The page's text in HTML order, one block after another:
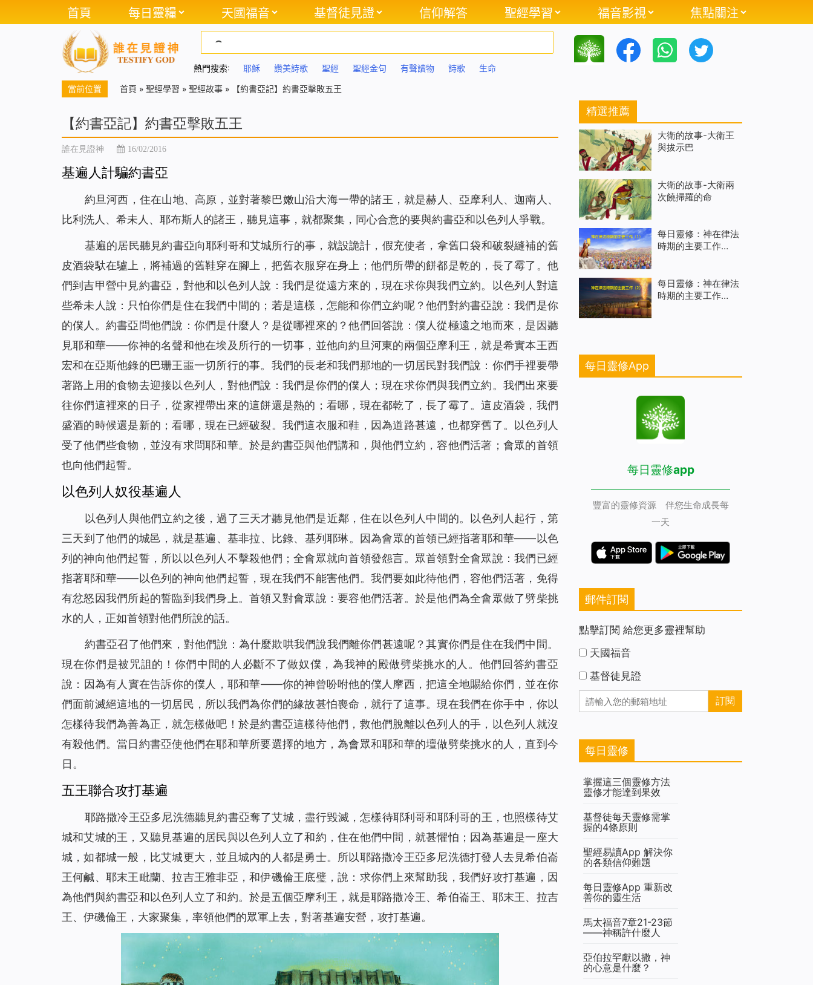
首頁 每日靈糧 天國福音 基督徒見證 信仰解答 聖經學習 福音影視 焦點關注
熱門搜索: 耶穌 讚美詩歌 聖經 聖經金句 有聲讀物 詩歌 生命
當前位置 首頁 » 聖經學習 » 聖經故事 » 【約書亞記】約書亞擊敗五王
【約書亞記】約書亞擊敗五王
誰在見證神 16/02/2016
基遍人計騙約書亞
約旦河西，住在山地、高原，並對著黎巴嫩山沿大海一帶的諸王，就是赫人、亞摩利人、迦南人、
比利洗人、希未人、耶布斯人的諸王，聽見這事，就都聚集，同心合意的要與約書亞和以色列人爭戰。
基遍的居民聽見約書亞向耶利哥和艾城所行的事，就設詭計，假充使者，拿舊口袋和破裂縫補的舊
皮酒袋馱在驢上，將補過的舊鞋穿在腳上，把舊衣服穿在身上；他們所帶的餅都是乾的，長了霉了。他
們到吉甲營中見約書亞，對他和以色列人說：我們是從遠方來的，現在求你與我們立約。以色列人對這
些希未人說：只怕你們是住在我們中間的；若是這樣，怎能和你們立約呢？他們對約書亞說：我們是你
的僕人。約書亞問他們說：你們是什麼人？是從哪裡來的？他們回答說：僕人從極遠之地而來，是因聽
見耶和華——你神的名聲和他在埃及所行的一切事，並他向約旦河東的兩個亞摩利王，就是希實本王西
宏和在亞斯他錄的巴珊王噩一切所行的事。我們的長老和我們那地的一切居民對我們說：你們手裡要帶
著路上用的食物去迎接以色列人，對他們說：我們是你們的僕人；現在求你們與我們立約。我們出來要
往你們這裡來的日子，從家裡帶出來的這餅還是熱的；看哪，現在都乾了，長了霉了。這皮酒袋，我們
盛酒的時候還是新的；看哪，現在已經破裂。我們這衣服和鞋，因為道路甚遠，也都穿舊了。以色列人
受了他們些食物，並沒有求問耶和華。於是約書亞與他們講和，與他們立約，容他們活著；會眾的首領
也向他們起誓。
以色列人奴役基遍人
以色列人與他們立約之後，過了三天才聽見他們是近鄰，住在以色列人中間的。以色列人起行，第
三天到了他們的城邑，就是基遍、基非拉、比錄、基列耶琳。因為會眾的首領已經指著耶和華——以色
列的神向他們起誓，所以以色列人不擊殺他們；全會眾就向首領發怨言。眾首領對全會眾說：我們已經
指著耶和華——以色列的神向他們起誓，現在我們不能害他們。我們要如此待他們，容他們活著，免得
有忿怒因我們所起的誓臨到我們身上。首領又對會眾說：要容他們活著。於是他們為全會眾做了劈柴挑
水的人，正如首領對他們所說的話。
約書亞召了他們來，對他們說：為什麼欺哄我們說我們離你們甚遠呢？其實你們是住在我們中間。
現在你們是被咒詛的！你們中間的人必斷不了做奴僕，為我神的殿做劈柴挑水的人。他們回答約書亞
說：因為有人實在告訴你的僕人，耶和華——你的神曾吩咐他的僕人摩西，把這全地賜給你們，並在你
們面前滅絕這地的一切居民，所以我們為你們的緣故甚怕喪命，就行了這事。現在我們在你手中，你以
怎樣待我們為善為正，就怎樣做吧！於是約書亞這樣待他們，救他們脫離以色列人的手，以色列人就沒
有殺他們。當日約書亞使他們在耶和華所要選擇的地方，為會眾和耶和華的壇做劈柴挑水的人，直到今
日。
五王聯合攻打基遍
耶路撒冷王亞多尼洗德聽見約書亞奪了艾城，盡行毀滅，怎樣待耶利哥和耶利哥的王，也照樣待艾
城和艾城的王，又聽見基遍的居民與以色列人立了和約，住在他們中間，就甚懼怕；因為基遍是一座大
城，如都城一般，比艾城更大，並且城內的人都是勇士。所以耶路撒冷王亞多尼洗德打發人去見希伯崙
王何鹹、耶末王毗蘭、拉吉王雅非亞，和伊磯倫王底璧，說：求你們上來幫助我，我們好攻打基遍，因
為他們與約書亞和以色列人立了和約。於是五個亞摩利王，就是耶路撒冷王、希伯崙王、耶末王、拉吉
王、伊磯倫王，大家聚集，率領他們的眾軍上去，對著基遍安營，攻打基遍。
精選推薦
大衛的故事-大衛王
與拔示巴
大衛的故事-大衛兩
次饒掃羅的命
每日靈修：神在律法
時期的主要工作
每日靈修：神在律法
時期的主要工作
每日靈修App
每日靈修app
豐富的靈修資源 伴您生命成長每
一天
郵件訂閱
點擊訂閱 給您更多靈裡幫助
天國福音
基督徒見證
每日靈修
掌握這三個靈修方法
靈修才能達到果效
基督徒每天靈修需掌
握的4條原則
聖經易讀App 解決你
的各類信仰難題
每日靈修App 重新改
善你的靈生活
馬太福音7章21-23節
——神稱許什麼人
亞伯拉罕獻以撒，神
的心意是什麼？